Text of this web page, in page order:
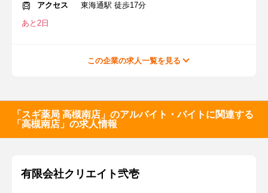
アクセス
東海通駅 徒歩17分
あと2日
この企業の求人一覧を見る
「スギ薬局 高槻南店」のアルバイト・バイトに関連する
「高槻南店」の求人情報
有限会社クリエイト弐壱